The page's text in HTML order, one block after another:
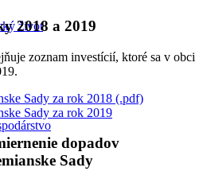
život
2018 a 2019
zoznam investícií, ktoré sa v obci
Sady za rok 2018 (.pdf)
Sady za rok 2019
dopadov
Sady